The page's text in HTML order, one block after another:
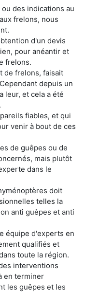
des indications au
frelons, nous
d'un devis
pour anéantir et
frelons.
de frelons, faisait
depuis un
leur, et cela a été
fiables, et qui
venir à bout de ces
de guêpes ou de
mais plutôt
dans le
doit
telles la
anti guêpes et anti
équipe d'experts en
qualifiés et
toute la région.
interventions
en terminer
les guêpes et les